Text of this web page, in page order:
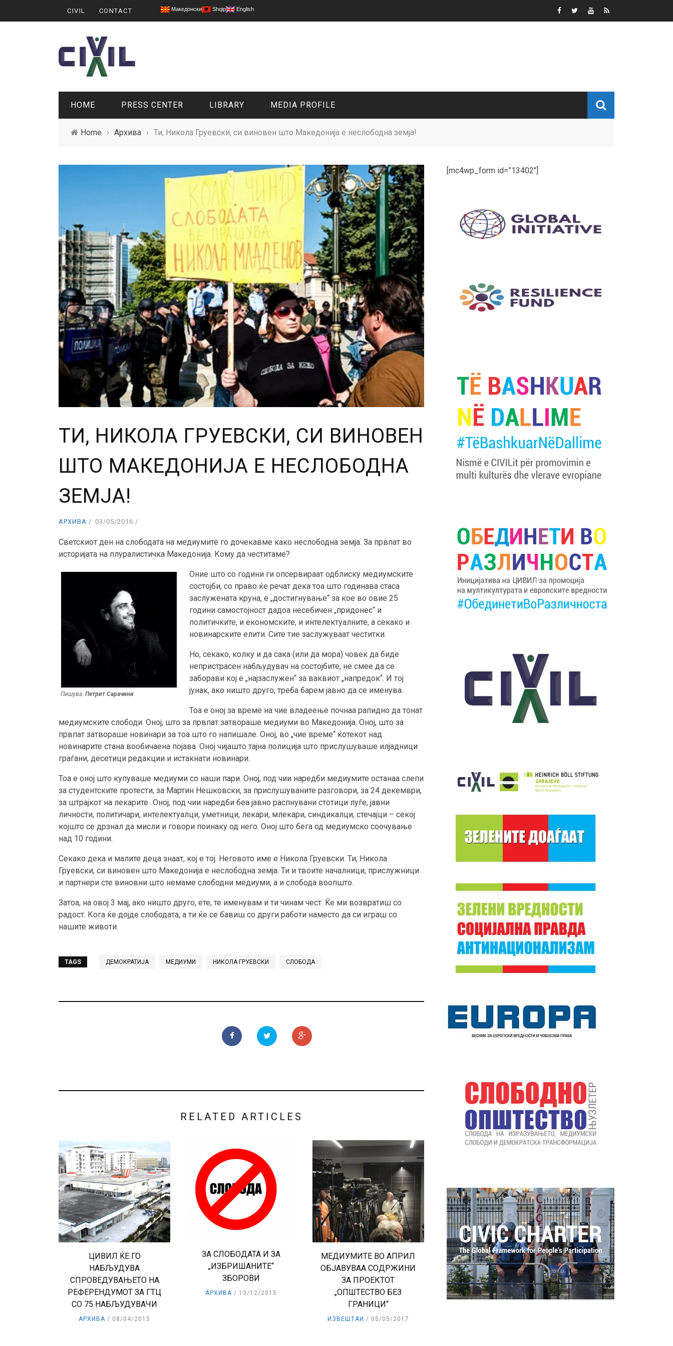
CIVIL CONTACT Македонски Shqip English
HOME PRESS CENTER LIBRARY MEDIA PROFILE
ONLINE CHANNELS
Home › Архива › Ти, Никола Груевски, си виновен што Македонија е неслободна земја!
ТИ, НИКОЛА ГРУЕВСКИ, СИ ВИНОВЕН
ШТО МАКЕДОНИЈА Е НЕСЛОБОДНА
ЗЕМЈА!
АРХИВА 03/05/2016
Светскиот ден на слободата на медиумите го дочекавме како неслободна земја. За првпат во
историјата на плуралистичка Македонија. Кому да честитаме?
Пишува: Петрит Сарачини
Оние што со години ги опсервираат одблиску медиумските
состојби, со право ќе речат дека тоа што годинава стаса
заслужената круна, е „достигнување“ за кое во овие 25
години самостојност дадоа несебичен „придонес“ и
политичките, и економските, и интелектуалните, а секако и
новинарските елити. Сите тие заслужуваат честитки.
Но, секако, колку и да сака (или да мора) човек да биде
непристрасен набљудувач на состојбите, не смее да се
заборави кој е „најзаслужен“ за ваквиот „напредок“. И тој
јунак, ако ништо друго, треба барем јавно да се именува.
Тоа е оној за време на чие владеење почнаа рапидно да тонат
медиумските слободи. Оној, што за првпат затвораше медиуми во Македонија. Оној, што за
првпат затвораше новинари за тоа што го напишале. Оној, во „чие време“ ќотекот над
новинарите стана вообичаена појава. Оној чијашто тајна полиција што прислушуваше илјадници
граѓани, десетици редакции и истакнати новинари.
Тоа е оној што купуваше медиуми со наши пари. Оној, под чии наредби медиумите останаа слепи
за студентските протести, за Мартин Нешковски, за прислушуваните разговори, за 24 декември,
за штрајкот на лекарите...Оној, под чии наредби беа јавно распнувани стотици луѓе, јавни
личности, политичари, интелектуалци, уметници, лекари, млекари, синдикалци, стечајци – секој
којшто се дрзнал да мисли и говори поинаку од него. Оној што бега од медиумско соочување
над 10 години.
Секако дека и малите деца знаат, кој е тој. Неговото име е Никола Груевски. Ти, Никола
Груевски, си виновен што Македонија е неслободна земја. Ти и твоите началници, прислужници
и партнери сте виновни што немаме слободни медиуми, а и слобода воопшто.
Затоа, на овој 3 мај, ако ништо друго, ете, те именувам и ти чинам чест. Ќе ми возвратиш со
радост. Кога ќе дојде слободата, а ти ќе се бавиш со други работи наместо да си играш со
нашите животи.
TAGS ДЕМОКРАТИЈА МЕДИУМИ НИКОЛА ГРУЕВСКИ СЛОБОДА
RELATED ARTICLES
ЦИВИЛ ЌЕ ГО
НАБЉУДУВА
СПРОВЕДУВАЊЕТО НА
РЕФЕРЕНДУМОТ ЗА ГТЦ
СО 75 НАБЉУДУВАЧИ
АРХИВА 08/04/2015
ЗА СЛОБОДАТА И ЗА
„ИЗБРИШАНИТЕ“
ЗБОРОВИ
АРХИВА 13/12/2015
МЕДИУМИТЕ ВО АПРИЛ
ОБЈАВУВАА СОДРЖИНИ
ЗА ПРОЕКТОТ
„ОПШТЕСТВО БЕЗ
ГРАНИЦИ“
ИЗВЕШТАИ 05/05/2017
[mc4wp_form id=”13402″]